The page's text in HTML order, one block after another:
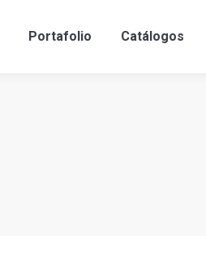
Portafolio Catálogos